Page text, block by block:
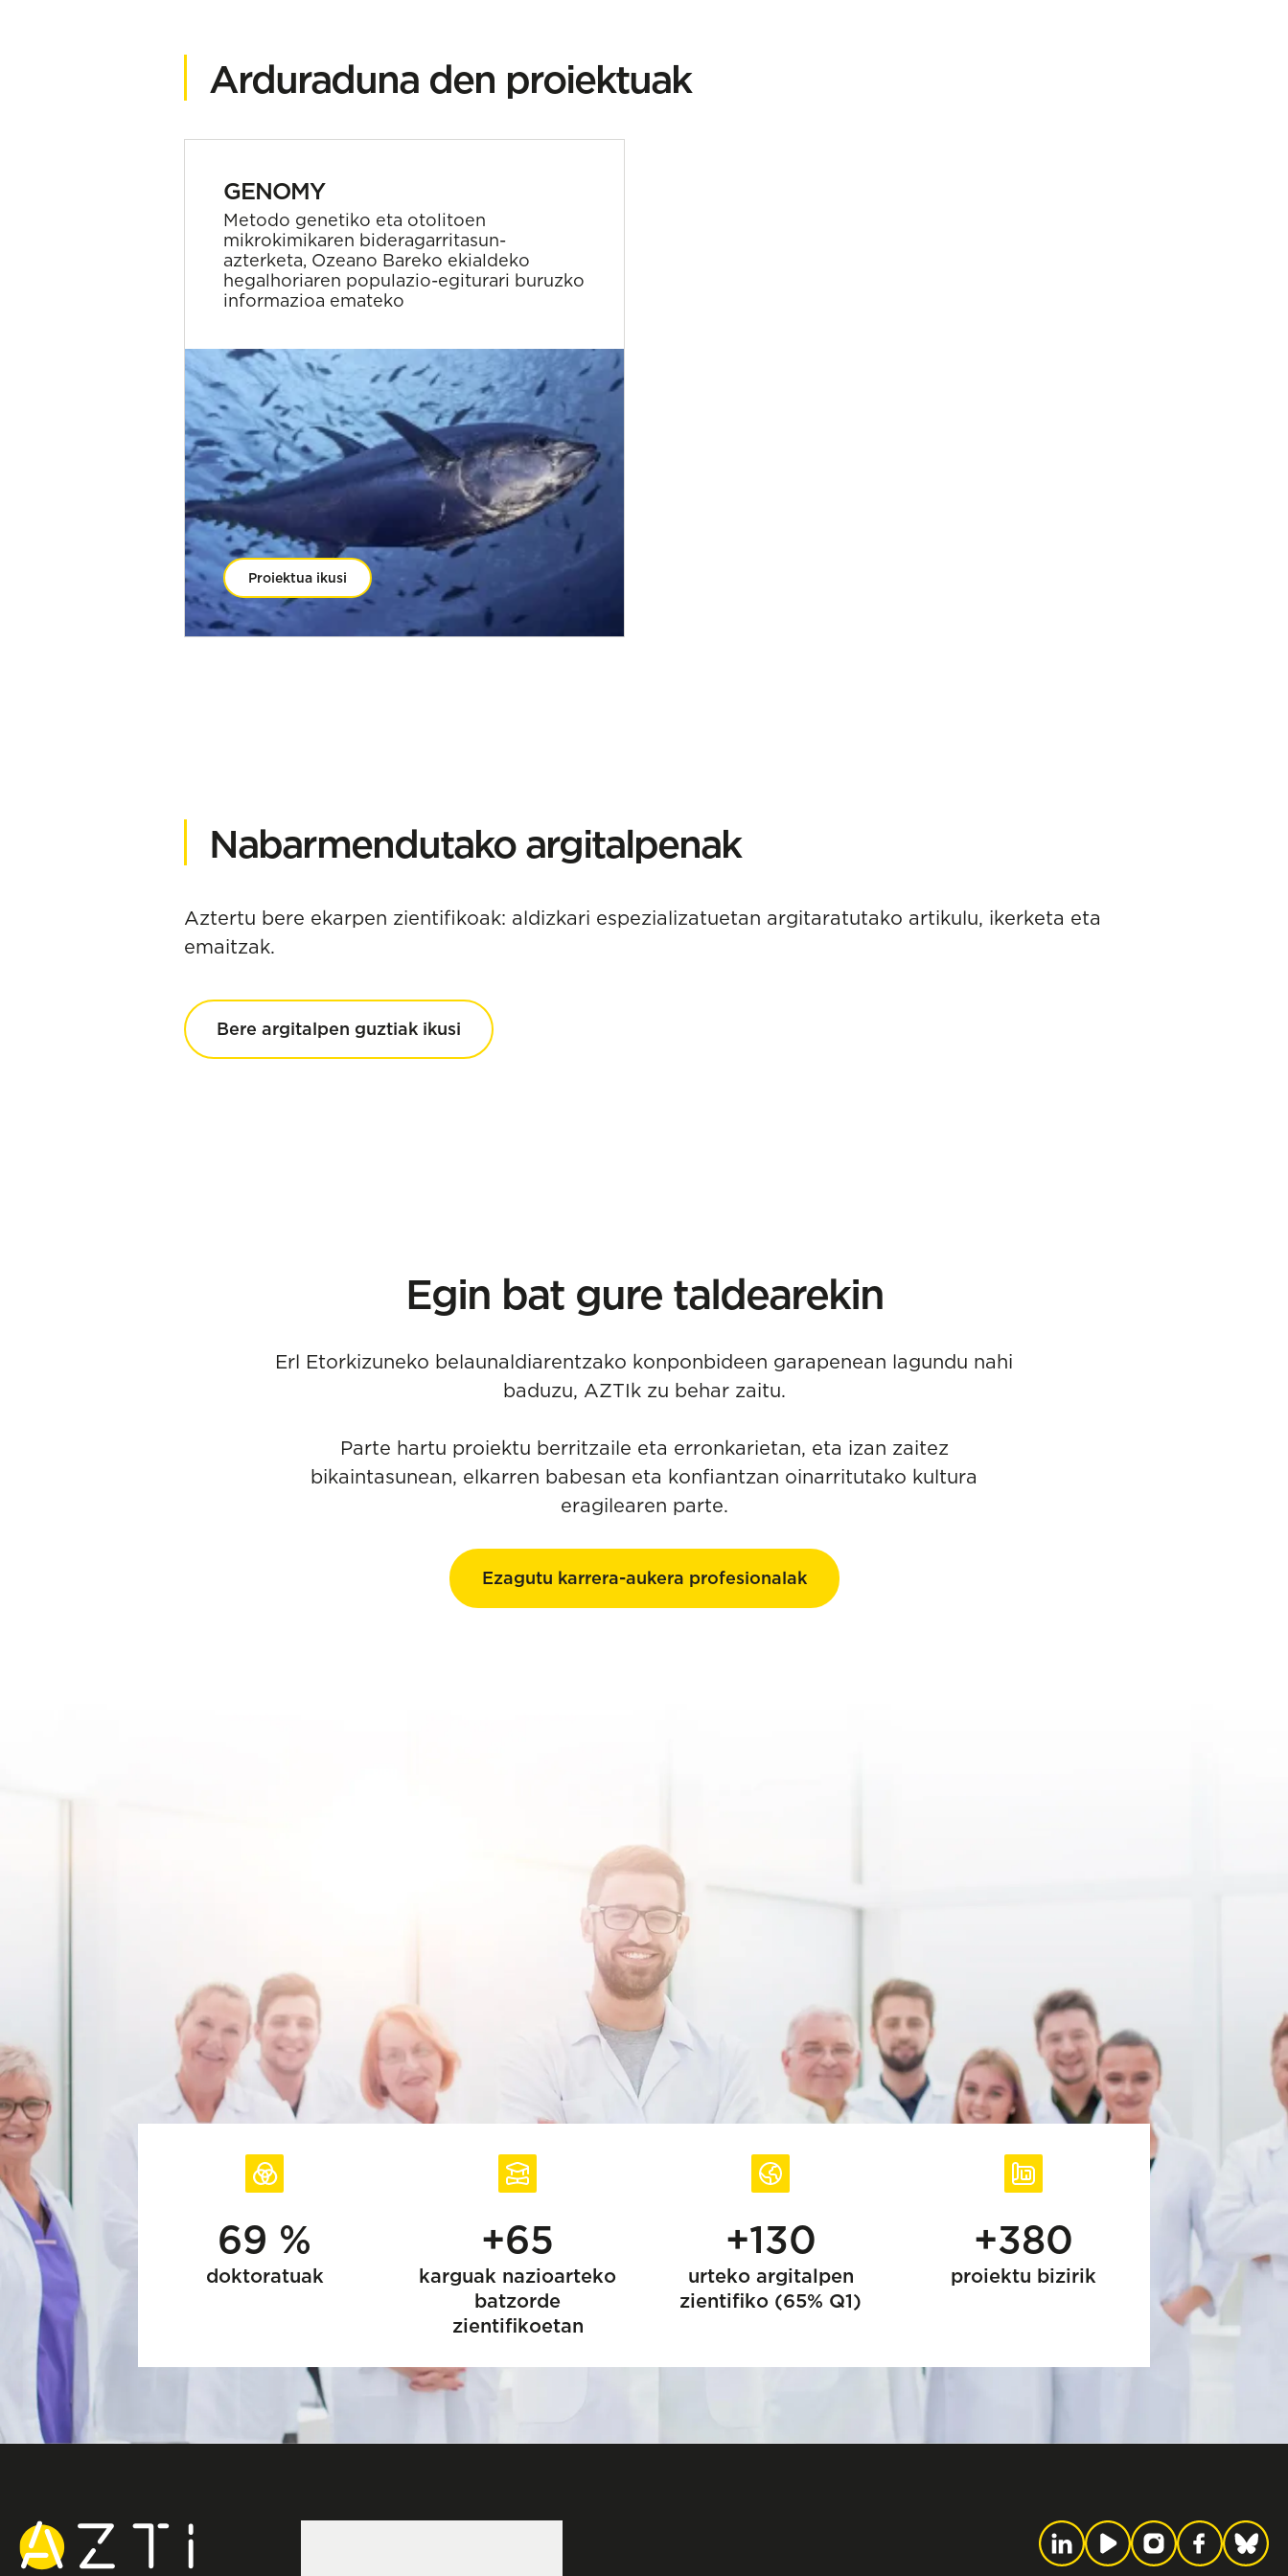
Arduraduna den proiektuak
GENOMY
Metodo genetiko eta otolitoen
mikrokimikaren bideragarritasun-
azterketa, Ozeano Bareko ekialdeko
hegalhoriaren populazio-egiturari buruzko
informazioa emateko
Proiektua ikusi
Nabarmendutako argitalpenak
Aztertu bere ekarpen zientifikoak: aldizkari espezializatuetan argitaratutako artikulu, ikerketa eta
emaitzak.
Bere argitalpen guztiak ikusi
Egin bat gure taldearekin
Erl Etorkizuneko belaunaldiarentzako konponbideen garapenean lagundu nahi
baduzu, AZTIk zu behar zaitu.
Parte hartu proiektu berritzaile eta erronkarietan, eta izan zaitez
bikaintasunean, elkarren babesan eta konfiantzan oinarritutako kultura
eragilearen parte.
Ezagutu karrera-aukera profesionalak
69 %
doktoratuak
+65
karguak nazioarteko
batzorde
zientifikoetan
+130
urteko argitalpen
zientifiko (65% Q1)
+380
proiektu bizirik